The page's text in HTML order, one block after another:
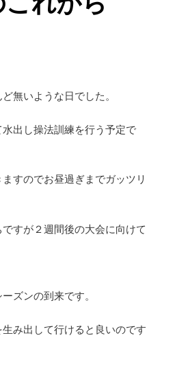
無いような日でした。
出し操法訓練を行う予定で
すのでお昼過ぎまでガッツリ
すが２週間後の大会に向けて
ズンの到来です。
み出して行けると良いのです